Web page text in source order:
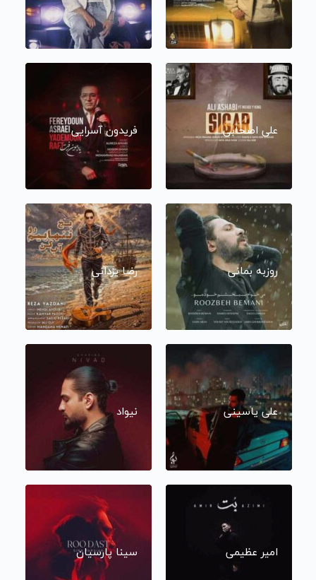
علی اصحابی فریدون آسرایی
روزبه بمانی رضا یزدانی
علی یاسینی نیواد
امیر عظیمی سینا پارسیان